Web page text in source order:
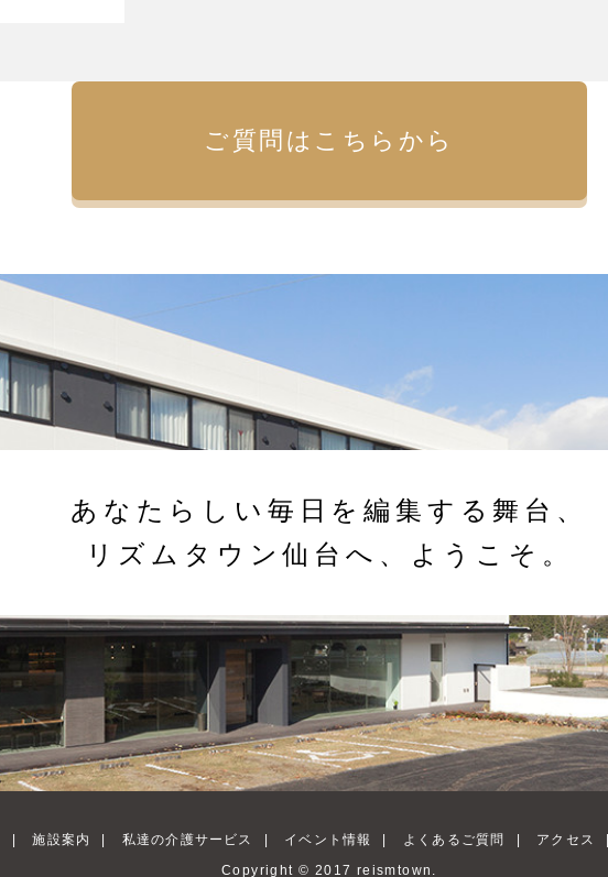
ご質問はこちらから
あなたらしい毎日を編集する舞台、
リズムタウン仙台へ、ようこそ。
施設案内 私達の介護サービス イベント情報 よくあるご質問 アクセス
Copyright © 2017 reismtown.